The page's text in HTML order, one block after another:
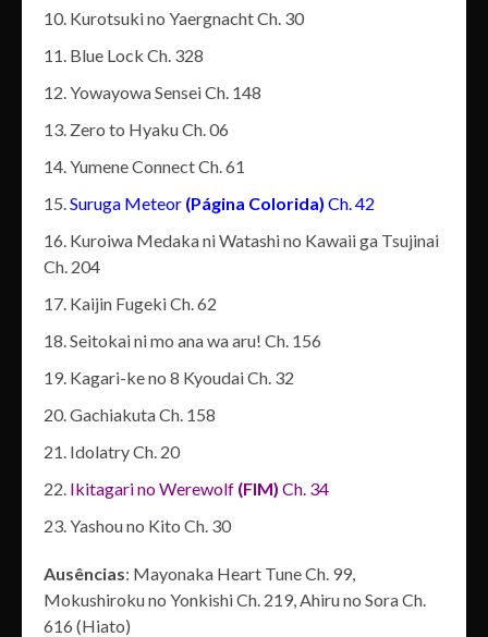
Kurotsuki no Yaergnacht Ch. 30
Blue Lock Ch. 328
Yowayowa Sensei Ch. 148
Zero to Hyaku Ch. 06
Yumene Connect Ch. 61
Suruga Meteor (Página Colorida) Ch. 42
Kuroiwa Medaka ni Watashi no Kawaii ga Tsujinai
Ch. 204
Kaijin Fugeki Ch. 62
Seitokai ni mo ana wa aru! Ch. 156
Kagari-ke no 8 Kyoudai Ch. 32
Gachiakuta Ch. 158
Idolatry Ch. 20
Ikitagari no Werewolf (FIM) Ch. 34
Yashou no Kito Ch. 30
Ausências: Mayonaka Heart Tune Ch. 99,
Mokushiroku no Yonkishi Ch. 219, Ahiru no Sora Ch.
616 (Hiato)